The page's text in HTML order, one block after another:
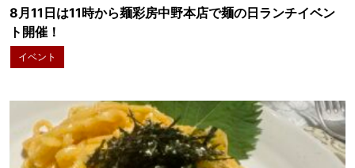
8月11日は11時から麺彩房中野本店で麺の日ランチイベン
ト開催！
イベント